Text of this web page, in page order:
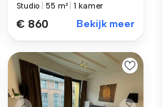
Studio |55 m² |1 kamer
€ 860 Bekijk meer